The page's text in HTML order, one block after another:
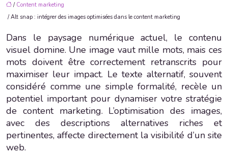
/ Content marketing
/ Alt snap : intégrer des images optimisées dans le content marketing
Dans le paysage numérique actuel, le contenu
visuel domine. Une image vaut mille mots, mais ces
mots doivent être correctement retranscrits pour
maximiser leur impact. Le texte alternatif, souvent
considéré comme une simple formalité, recèle un
potentiel important pour dynamiser votre stratégie
de content marketing. L’optimisation des images,
avec des descriptions alternatives riches et
pertinentes, affecte directement la visibilité d’un site
web.